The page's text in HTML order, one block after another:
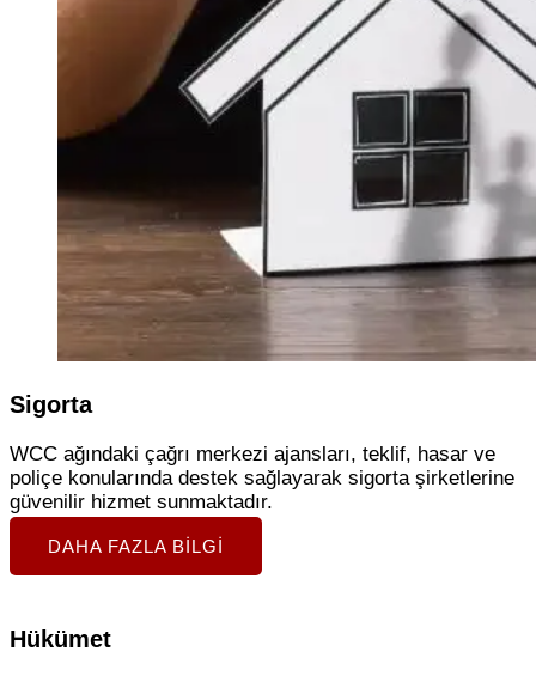
Sigorta
WCC ağındaki çağrı merkezi ajansları, teklif, hasar ve
poliçe konularında destek sağlayarak sigorta şirketlerine
güvenilir hizmet sunmaktadır.
DAHA FAZLA BILGI
Hükümet